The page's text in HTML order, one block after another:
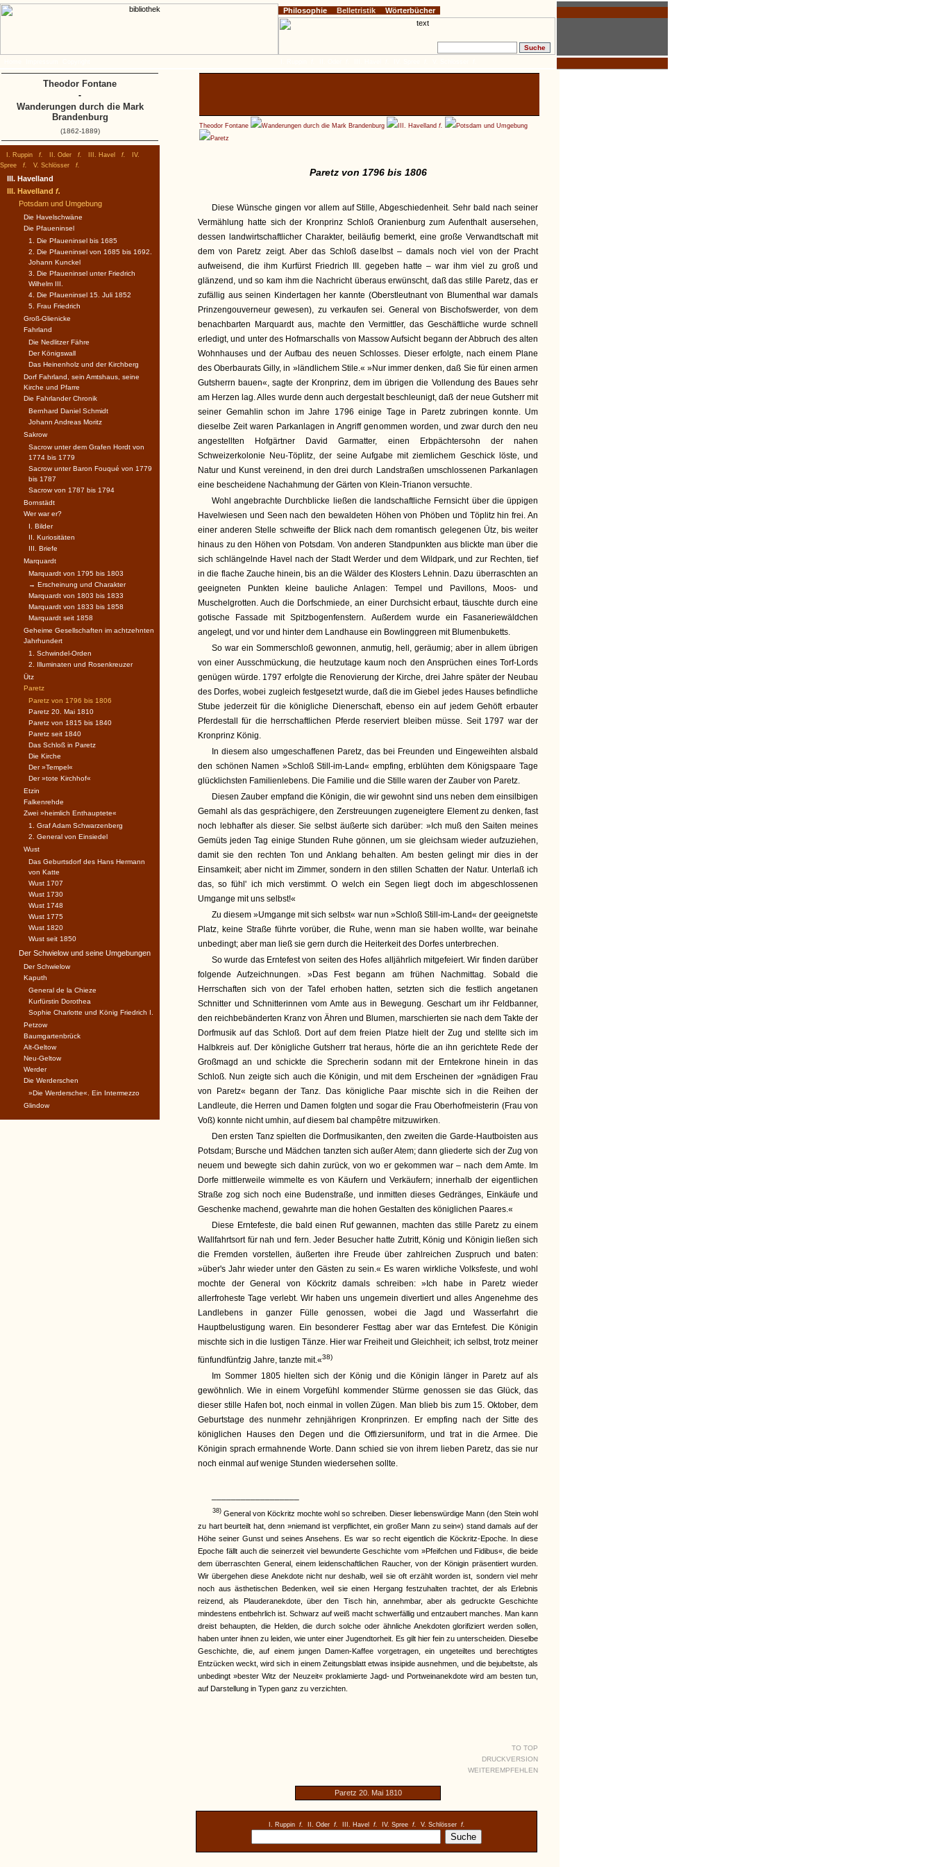
Theodor Fontane Wanderungen durch die Mark Brandenburg III. Havelland f.
Potsdam und Umgebung
Paretz
Paretz von 1796 bis 1806
Diese Wünsche gingen vor allem auf Stille, Abgeschiedenheit. Sehr bald nach seiner
Vermählung hatte sich der Kronprinz Schloß Oranienburg zum Aufenthalt ausersehen,
dessen landwirtschaftlicher Charakter, beiläufig bemerkt, eine große Verwandtschaft mit
dem von Paretz zeigt. Aber das Schloß daselbst – damals noch viel von der Pracht
aufweisend, die ihm Kurfürst Friedrich III. gegeben hatte – war ihm viel zu groß und
glänzend, und so kam ihm die Nachricht überaus erwünscht, daß das stille Paretz, das er
zufällig aus seinen Kindertagen her kannte (Oberstleutnant von Blumenthal war damals
Prinzengouverneur gewesen), zu verkaufen sei. General von Bischofswerder, von dem
benachbarten Marquardt aus, machte den Vermittler, das Geschäftliche wurde schnell
erledigt, und unter des Hofmarschalls von Massow Aufsicht begann der Abbruch des alten
Wohnhauses und der Aufbau des neuen Schlosses. Dieser erfolgte, nach einem Plane
des Oberbaurats Gilly, in »ländlichem Stile.« »Nur immer denken, daß Sie für einen armen
Gutsherrn bauen«, sagte der Kronprinz, dem im übrigen die Vollendung des Baues sehr
am Herzen lag. Alles wurde denn auch dergestalt beschleunigt, daß der neue Gutsherr mit
seiner Gemahlin schon im Jahre 1796 einige Tage in Paretz zubringen konnte. Um
dieselbe Zeit waren Parkanlagen in Angriff genommen worden, und zwar durch den neu
angestellten Hofgärtner David Garmatter, einen Erbpächtersohn der nahen
Schweizerkolonie Neu-Töplitz, der seine Aufgabe mit ziemlichem Geschick löste, und
Natur und Kunst vereinend, in den drei durch Landstraßen umschlossenen Parkanlagen
eine bescheidene Nachahmung der Gärten von Klein-Trianon versuchte.
Wohl angebrachte Durchblicke ließen die landschaftliche Fernsicht über die üppigen
Havelwiesen und Seen nach den bewaldeten Höhen von Phöben und Töplitz hin frei. An
einer anderen Stelle schweifte der Blick nach dem romantisch gelegenen Ütz, bis weiter
hinaus zu den Höhen von Potsdam. Von anderen Standpunkten aus blickte man über die
sich schlängelnde Havel nach der Stadt Werder und dem Wildpark, und zur Rechten, tief
in die flache Zauche hinein, bis an die Wälder des Klosters Lehnin. Dazu überraschten an
geeigneten Punkten kleine bauliche Anlagen: Tempel und Pavillons, Moos- und
Muschelgrotten. Auch die Dorfschmiede, an einer Durchsicht erbaut, täuschte durch eine
gotische Fassade mit Spitzbogenfenstern. Außerdem wurde ein Fasaneriewäldchen
angelegt, und vor und hinter dem Landhause ein Bowlinggreen mit Blumenbuketts.
So war ein Sommerschloß gewonnen, anmutig, hell, geräumig; aber in allem übrigen
von einer Ausschmückung, die heutzutage kaum noch den Ansprüchen eines Torf-Lords
genügen würde. 1797 erfolgte die Renovierung der Kirche, drei Jahre später der Neubau
des Dorfes, wobei zugleich festgesetzt wurde, daß die im Giebel jedes Hauses befindliche
Stube jederzeit für die königliche Dienerschaft, ebenso ein auf jedem Gehöft erbauter
Pferdestall für die herrschaftlichen Pferde reserviert bleiben müsse. Seit 1797 war der
Kronprinz König.
In diesem also umgeschaffenen Paretz, das bei Freunden und Eingeweihten alsbald
den schönen Namen »Schloß Still-im-Land« empfing, erblühten dem Königspaare Tage
glücklichsten Familienlebens. Die Familie und die Stille waren der Zauber von Paretz.
Diesen Zauber empfand die Königin, die wir gewohnt sind uns neben dem einsilbigen
Gemahl als das gesprächigere, den Zerstreuungen zugeneigtere Element zu denken, fast
noch lebhafter als dieser. Sie selbst äußerte sich darüber: »Ich muß den Saiten meines
Gemüts jeden Tag einige Stunden Ruhe gönnen, um sie gleichsam wieder aufzuziehen,
damit sie den rechten Ton und Anklang behalten. Am besten gelingt mir dies in der
Einsamkeit; aber nicht im Zimmer, sondern in den stillen Schatten der Natur. Unterlaß ich
das, so fühl' ich mich verstimmt. O welch ein Segen liegt doch im abgeschlossenen
Umgange mit uns selbst!«
Zu diesem »Umgange mit sich selbst« war nun »Schloß Still-im-Land« der geeignetste
Platz, keine Straße führte vorüber, die Ruhe, wenn man sie haben wollte, war beinahe
unbedingt; aber man ließ sie gern durch die Heiterkeit des Dorfes unterbrechen.
So wurde das Erntefest von seiten des Hofes alljährlich mitgefeiert. Wir finden darüber
folgende Aufzeichnungen. »Das Fest begann am frühen Nachmittag. Sobald die
Herrschaften sich von der Tafel erhoben hatten, setzten sich die festlich angetanen
Schnitter und Schnitterinnen vom Amte aus in Bewegung. Geschart um ihr Feldbanner,
den reichbebänderten Kranz von Ähren und Blumen, marschierten sie nach dem Takte der
Dorfmusik auf das Schloß. Dort auf dem freien Platze hielt der Zug und stellte sich im
Halbkreis auf. Der königliche Gutsherr trat heraus, hörte die an ihn gerichtete Rede der
Großmagd an und schickte die Sprecherin sodann mit der Erntekrone hinein in das
Schloß. Nun zeigte sich auch die Königin, und mit dem Erscheinen der »gnädigen Frau
von Paretz« begann der Tanz. Das königliche Paar mischte sich in die Reihen der
Landleute, die Herren und Damen folgten und sogar die Frau Oberhofmeisterin (Frau von
Voß) konnte nicht umhin, auf diesem bal champêtre mitzuwirken.
Den ersten Tanz spielten die Dorfmusikanten, den zweiten die Garde-Hautboisten aus
Potsdam; Bursche und Mädchen tanzten sich außer Atem; dann gliederte sich der Zug von
neuem und bewegte sich dahin zurück, von wo er gekommen war – nach dem Amte. Im
Dorfe mittlerweile wimmelte es von Käufern und Verkäufern; innerhalb der eigentlichen
Straße zog sich noch eine Budenstraße, und inmitten dieses Gedränges, Einkäufe und
Geschenke machend, gewahrte man die hohen Gestalten des königlichen Paares.«
Diese Erntefeste, die bald einen Ruf gewannen, machten das stille Paretz zu einem
Wallfahrtsort für nah und fern. Jeder Besucher hatte Zutritt, König und Königin ließen sich
die Fremden vorstellen, äußerten ihre Freude über zahlreichen Zuspruch und baten:
»über's Jahr wieder unter den Gästen zu sein.« Es waren wirkliche Volksfeste, und wohl
mochte der General von Köckritz damals schreiben: »Ich habe in Paretz wieder
allerfroheste Tage verlebt. Wir haben uns ungemein divertiert und alles Angenehme des
Landlebens in ganzer Fülle genossen, wobei die Jagd und Wasserfahrt die
Hauptbelustigung waren. Ein besonderer Festtag aber war das Erntefest. Die Königin
mischte sich in die lustigen Tänze. Hier war Freiheit und Gleichheit; ich selbst, trotz meiner
fünfundfünfzig Jahre, tanzte mit.«38)
Im Sommer 1805 hielten sich der König und die Königin länger in Paretz auf als
gewöhnlich. Wie in einem Vorgefühl kommender Stürme genossen sie das Glück, das
dieser stille Hafen bot, noch einmal in vollen Zügen. Man blieb bis zum 15. Oktober, dem
Geburtstage des nunmehr zehnjährigen Kronprinzen. Er empfing nach der Sitte des
königlichen Hauses den Degen und die Offiziersuniform, und trat in die Armee. Die
Königin sprach ermahnende Worte. Dann schied sie von ihrem lieben Paretz, das sie nur
noch einmal auf wenige Stunden wiedersehen sollte.
38) General von Köckritz mochte wohl so schreiben. Dieser liebenswürdige Mann (den Stein wohl
zu hart beurteilt hat, denn »niemand ist verpflichtet, ein großer Mann zu sein«) stand damals auf der
Höhe seiner Gunst und seines Ansehens. Es war so recht eigentlich die Köckritz-Epoche. In diese
Epoche fällt auch die seinerzeit viel bewunderte Geschichte vom »Pfeifchen und Fidibus«, die beide
dem überraschten General, einem leidenschaftlichen Raucher, von der Königin präsentiert wurden.
Wir übergehen diese Anekdote nicht nur deshalb, weil sie oft erzählt worden ist, sondern viel mehr
noch aus ästhetischen Bedenken, weil sie einen Hergang festzuhalten trachtet, der als Erlebnis
reizend, als Plauderanekdote, über den Tisch hin, annehmbar, aber als gedruckte Geschichte
mindestens entbehrlich ist. Schwarz auf weiß macht schwerfällig und entzaubert manches. Man kann
dreist behaupten, die Helden, die durch solche oder ähnliche Anekdoten glorifiziert werden sollen,
haben unter ihnen zu leiden, wie unter einer Jugendtorheit. Es gilt hier fein zu unterscheiden. Dieselbe
Geschichte, die, auf einem jungen Damen-Kaffee vorgetragen, ein ungeteiltes und berechtigtes
Entzücken weckt, wird sich in einem Zeitungsblatt etwas insipide ausnehmen, und die bejubeltste, als
unbedingt »bester Witz der Neuzeit« proklamierte Jagd- und Portweinanekdote wird am besten tun,
auf Darstellung in Typen ganz zu verzichten.
TO TOP
DRUCKVERSION
WEITEREMPFEHLEN
Paretz 20. Mai 1810
I. Ruppin f. II. Oder f. III. Havel f. IV. Spree f. V. Schlösser f.
I. Ruppin f. II. Oder f. III. Havel f.
IV.
Spree
f. V. Schlösser f.
III. Havelland
III. Havelland f.
Potsdam und Umgebung
Die Havelschwäne
Die Pfaueninsel
1. Die Pfaueninsel bis 1685
2. Die Pfaueninsel von 1685 bis 1692.
Johann Kunckel
3. Die Pfaueninsel unter Friedrich
Wilhelm III.
4. Die Pfaueninsel 15. Juli 1852
5. Frau Friedrich
Groß-Glienicke
Fahrland
Die Nedlitzer Fähre
Der Königswall
Das Heinenholz und der Kirchberg
Dorf Fahrland, sein Amtshaus, seine
Kirche und Pfarre
Die Fahrlander Chronik
Bernhard Daniel Schmidt
Johann Andreas Moritz
Sakrow
Sacrow unter dem Grafen Hordt von
1774 bis 1779
Sacrow unter Baron Fouqué von 1779
bis 1787
Sacrow von 1787 bis 1794
Bornstädt
Wer war er?
I. Bilder
II. Kuriositäten
III. Briefe
Marquardt
Marquardt von 1795 bis 1803
→ Erscheinung und Charakter
Marquardt von 1803 bis 1833
Marquardt von 1833 bis 1858
Marquardt seit 1858
Geheime Gesellschaften im achtzehnten
Jahrhundert
1. Schwindel-Orden
2. Illuminaten und Rosenkreuzer
Ütz
Paretz
Paretz von 1796 bis 1806
Paretz 20. Mai 1810
Paretz von 1815 bis 1840
Paretz seit 1840
Das Schloß in Paretz
Die Kirche
Der »Tempel«
Der »tote Kirchhof«
Etzin
Falkenrehde
Zwei »heimlich Enthauptete«
1. Graf Adam Schwarzenberg
2. General von Einsiedel
Wust
Das Geburtsdorf des Hans Hermann
von Katte
Wust 1707
Wust 1730
Wust 1748
Wust 1775
Wust 1820
Wust seit 1850
Der Schwielow und seine Umgebungen
Der Schwielow
Kaputh
General de la Chieze
Kurfürstin Dorothea
Sophie Charlotte und König Friedrich I.
Petzow
Baumgartenbrück
Alt-Geltow
Neu-Geltow
Werder
Die Werderschen
»Die Werdersche«. Ein Intermezzo
Glindow
Philosophie Belletristik Wörterbücher
Theodor Fontane
-
Wanderungen durch die Mark
Brandenburg
(1862-1889)